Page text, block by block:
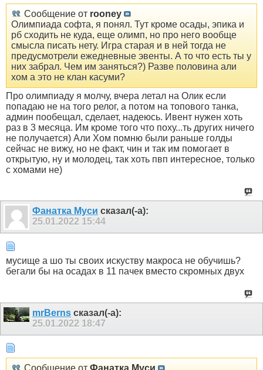
Сообщение от rooney
Олимпиада софта, я понял. Тут кроме осады, эпика и
рб сходить не куда, еще олимп, но про него вообще
смысла писать нету. Игра старая и в ней тогда не
предусмотрели ежедневные эвенты. А то что есть ты у
них забрал. Чем им заняться?) Разве половина али
хом а это не клан касуми?
Про олимпиаду я молчу, вчера летал на Олик если
попадаю не на того релог, а потом на топового танка,
админ пообещал, сделает, надеюсь. Ивент нужен хоть
раз в 3 месяца. Им кроме того что поху...ть других ничего
не получается) Али Хом помню были раньше голды
сейчас не вижу, но не факт, чин и так им помогает в
открытую, ну и молодец, так хоть пвп интересное, только
с хомами не)
Фанатка Муси сказал(-а):
25.01.2022 15:44
мусище а шо ты своих искуству макроса не обучишь?
бегали бы на осадах в 11 пачек вместо скромных двух
mrBerns сказал(-а):
25.01.2022 18:47
Сообщение от Фанатка Муси